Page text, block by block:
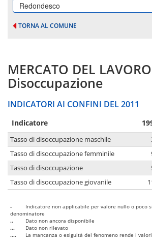
Redondesco
TORNA AL COMUNE
MERCATO DEL LAVORO
Disoccupazione
INDICATORI AI CONFINI DEL 2011
Indicatore
Tasso di disoccupazione maschile
Tasso di disoccupazione femminile
Tasso di disoccupazione
Tasso di disoccupazione giovanile
-
Indicatore non applicabile per valore nullo o poco
denominatore
..
Dato non ancora disponibile
...
Dato non rilevato
....
La mancanza o esiguità del fenomeno rende i